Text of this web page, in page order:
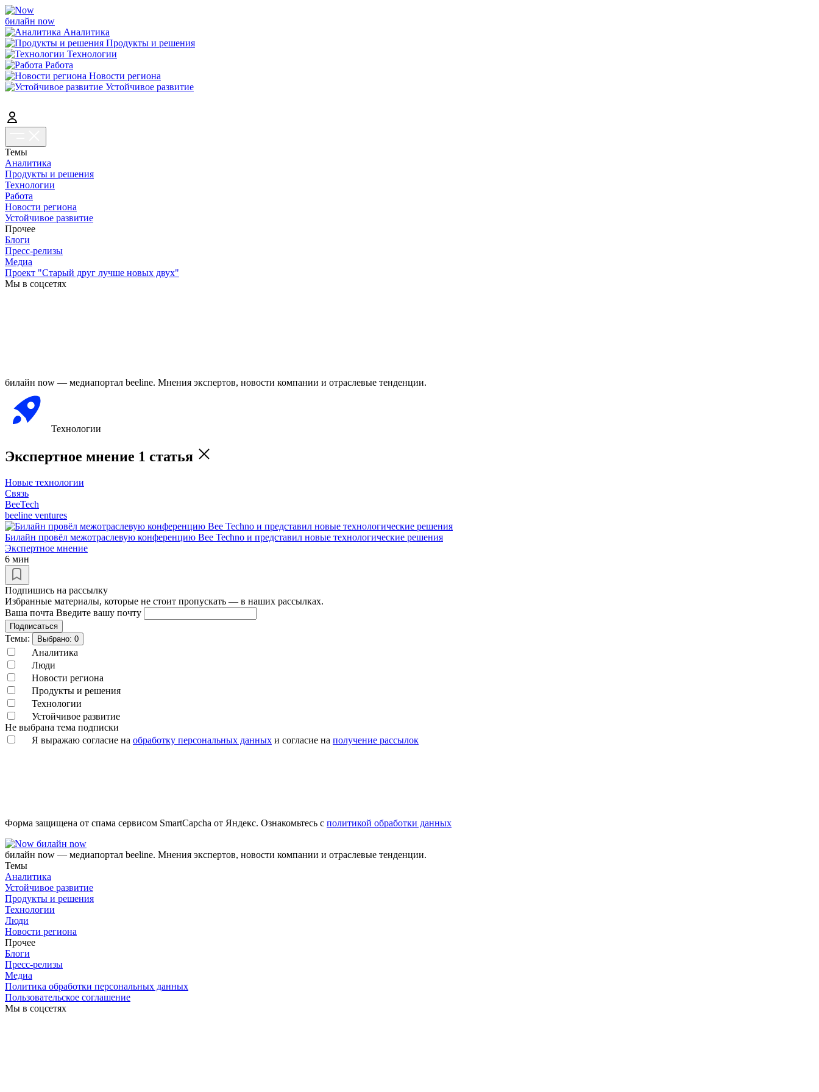
билайн now
Аналитика
Продукты и решения
Технологии
Работа
Новости региона
Устойчивое развитие
Темы
Аналитика
Продукты и решения
Технологии
Работа
Новости региона
Устойчивое развитие
Прочее
Блоги
Пресс-релизы
Медиа
Проект "Старый друг лучше новых двух"
Мы в соцсетях
билайн now — медиапортал beeline. Мнения экспертов, новости компании и отраслевые тенденции.
Технологии
Экспертное мнение 1 статья
Новые технологии
Связь
BeeTech
beeline ventures
Билайн провёл межотраслевую конференцию Bee Techno и представил новые технологические решения
Экспертное мнение
6 мин
Подпишись на рассылку
Избранные материалы, которые не стоит пропускать — в наших рассылках.
Ваша почта Введите вашу почту
Подписаться
Темы: Выбрано: 0
Аналитика
Люди
Новости региона
Продукты и решения
Технологии
Устойчивое развитие
Не выбрана тема подписки
Я выражаю согласие на обработку персональных данных и согласие на получение рассылок
Форма защищена от спама сервисом SmartCapcha от Яндекс. Ознакомьтесь с политикой обработки данных
билайн now
билайн now — медиапортал beeline. Мнения экспертов, новости компании и отраслевые тенденции.
Темы
Аналитика
Устойчивое развитие
Продукты и решения
Технологии
Люди
Новости региона
Прочее
Блоги
Пресс-релизы
Медиа
Политика обработки персональных данных
Пользовательское соглашение
Мы в соцсетях